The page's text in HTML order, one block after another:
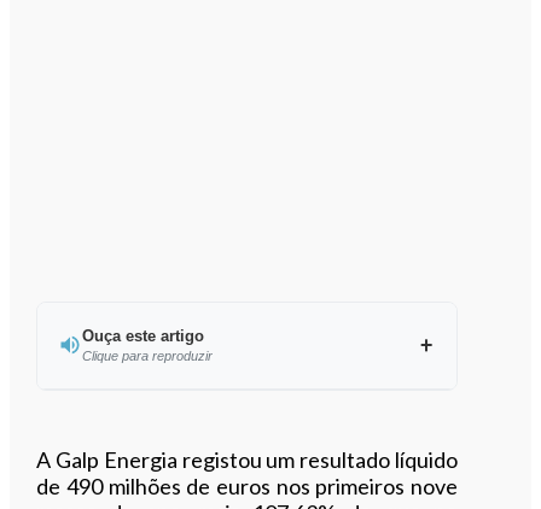
Ouça este artigo
Clique para reproduzir
A Galp Energia registou um resultado líquido
de 490 milhões de euros nos primeiros nove